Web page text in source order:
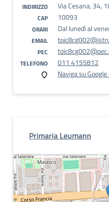
INDIRIZZO Via Cesana, 34,
CAP 10093
ORARI Dal lunedì al
EMAIL
PEC
TELEFONO
011 4155812
Naviga su
Primaria Leumann